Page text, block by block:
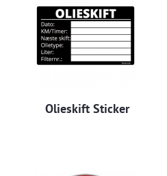
Olieskift Sticker